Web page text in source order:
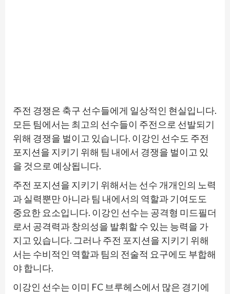
주전 경쟁은 축구 선수들에게 일상적인 현실입니다.
모든 팀에서는 최고의 선수들이 주전으로 선발되기
위해 경쟁을 벌이고 있습니다. 이강인 선수도 주전
포지션을 지키기 위해 팀 내에서 경쟁을 벌이고 있
을 것으로 예상됩니다.
주전 포지션을 지키기 위해서는 선수 개개인의 노력
과 실력뿐만 아니라 팀 내에서의 역할과 기여도도
중요한 요소입니다. 이강인 선수는 공격형 미드필더
로서 공격력과 창의성을 발휘할 수 있는 능력을 가
지고 있습니다. 그러나 주전 포지션을 지키기 위해
서는 수비적인 역할과 팀의 전술적 요구에도 부합해
야 합니다.
이강인 선수는 이미 FC 브루헤스에서 많은 경기에